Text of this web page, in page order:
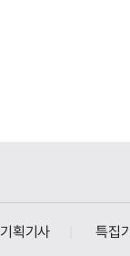
기획기사 특집